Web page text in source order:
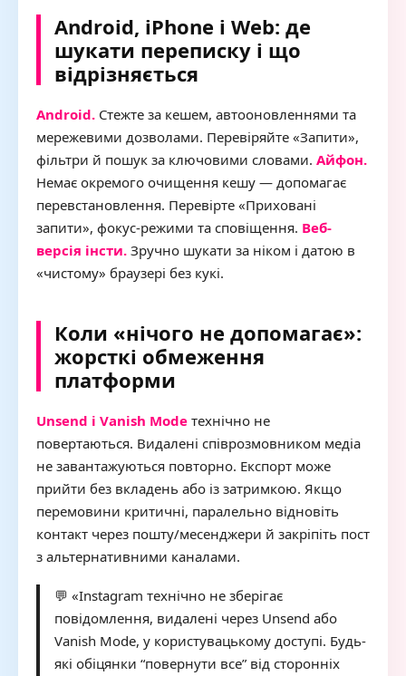
Android, iPhone і Web: де
шукати переписку і що
відрізняється
Android. Стежте за кешем, автооновленнями та
мережевими дозволами. Перевіряйте «Запити»,
фільтри й пошук за ключовими словами. Айфон.
Немає окремого очищення кешу — допомагає
перевстановлення. Перевірте «Приховані
запити», фокус-режими та сповіщення. Веб-
версія інсти. Зручно шукати за ніком і датою в
«чистому» браузері без кукі.
Коли «нічого не допомагає»:
жорсткі обмеження
платформи
Unsend і Vanish Mode технічно не
повертаються. Видалені співрозмовником медіа
не завантажуються повторно. Експорт може
прийти без вкладень або із затримкою. Якщо
перемовини критичні, паралельно відновіть
контакт через пошту/месенджери й закріпіть пост
з альтернативними каналами.
💬 «Instagram технічно не зберігає
повідомлення, видалені через Unsend або
Vanish Mode, у користувацькому доступі. Будь-
які обіцянки “повернути все” від сторонніх